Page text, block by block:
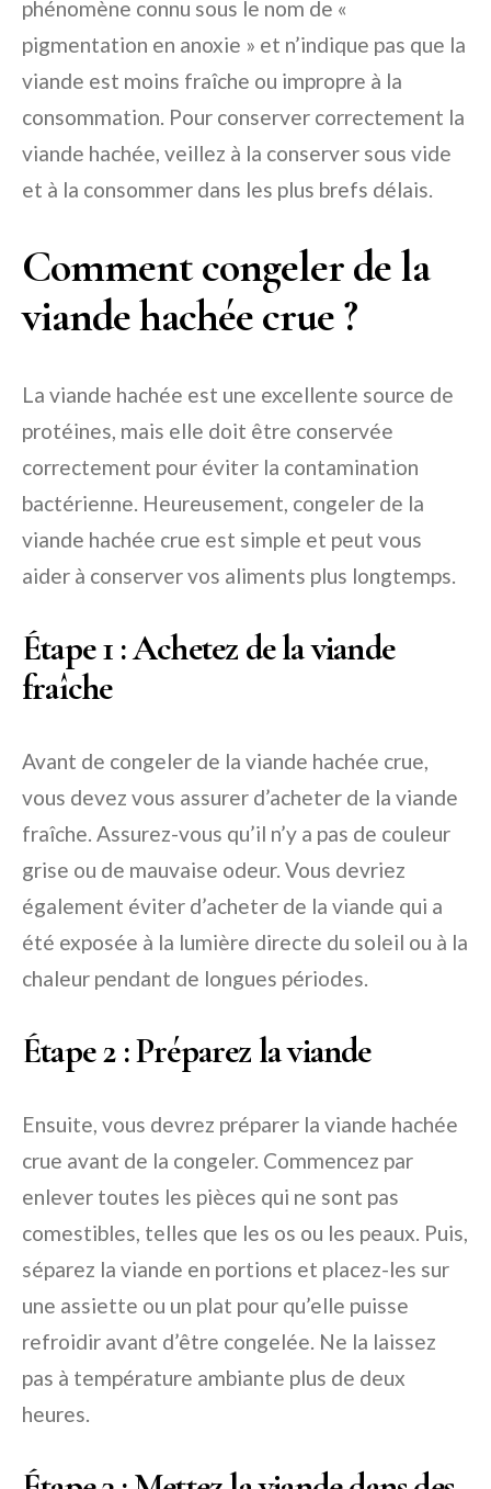
phénomène connu sous le nom de «
pigmentation en anoxie » et n’indique pas que la
viande est moins fraîche ou impropre à la
consommation. Pour conserver correctement la
viande hachée, veillez à la conserver sous vide
et à la consommer dans les plus brefs délais.
Comment congeler de la
viande hachée crue ?
La viande hachée est une excellente source de
protéines, mais elle doit être conservée
correctement pour éviter la contamination
bactérienne. Heureusement, congeler de la
viande hachée crue est simple et peut vous
aider à conserver vos aliments plus longtemps.
Étape 1 : Achetez de la viande
fraîche
Avant de congeler de la viande hachée crue,
vous devez vous assurer d’acheter de la viande
fraîche. Assurez-vous qu’il n’y a pas de couleur
grise ou de mauvaise odeur. Vous devriez
également éviter d’acheter de la viande qui a
été exposée à la lumière directe du soleil ou à la
chaleur pendant de longues périodes.
Étape 2 : Préparez la viande
Ensuite, vous devrez préparer la viande hachée
crue avant de la congeler. Commencez par
enlever toutes les pièces qui ne sont pas
comestibles, telles que les os ou les peaux. Puis,
séparez la viande en portions et placez-les sur
une assiette ou un plat pour qu’elle puisse
refroidir avant d’être congelée. Ne la laissez
pas à température ambiante plus de deux
heures.